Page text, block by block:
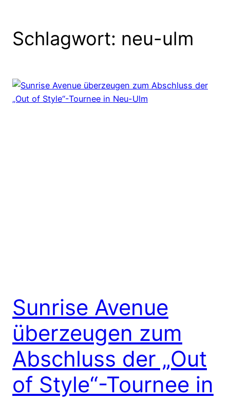
Schlagwort: neu-ulm
Sunrise Avenue
überzeugen zum
Abschluss der „Out
of Style“-Tournee in